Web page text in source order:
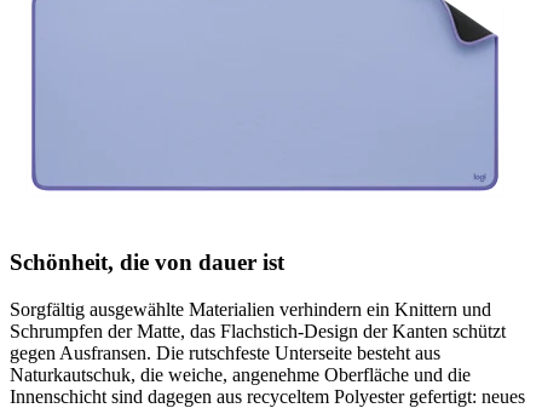
Schönheit, die von dauer ist
Sorgfältig ausgewählte Materialien verhindern ein Knittern und
Schrumpfen der Matte, das Flachstich-Design der Kanten schützt
gegen Ausfransen. Die rutschfeste Unterseite besteht aus
Naturkautschuk, die weiche, angenehme Oberfläche und die
Innenschicht sind dagegen aus recyceltem Polyester gefertigt: neues